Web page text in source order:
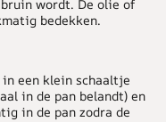
wordt. De olie of
bedekken.
een klein schaaltje
in de pan belandt) en
in de pan zodra de